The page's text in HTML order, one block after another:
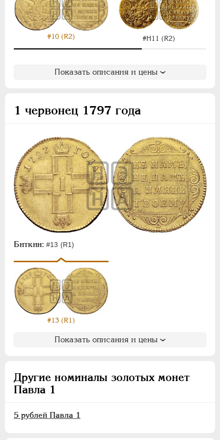
#10 (R2) #Н11 (R2)
Показать описания и цены
1 червонец 1797 года
Биткин: #13 (R1)
#13 (R1)
Показать описания и цены
Другие номиналы золотых монет
Павла 1
5 рублей Павла 1
ВРЕМЕННОЕ ПРАВ. 1917-1918
ИНОСТРАННЫЕ 1768-1918